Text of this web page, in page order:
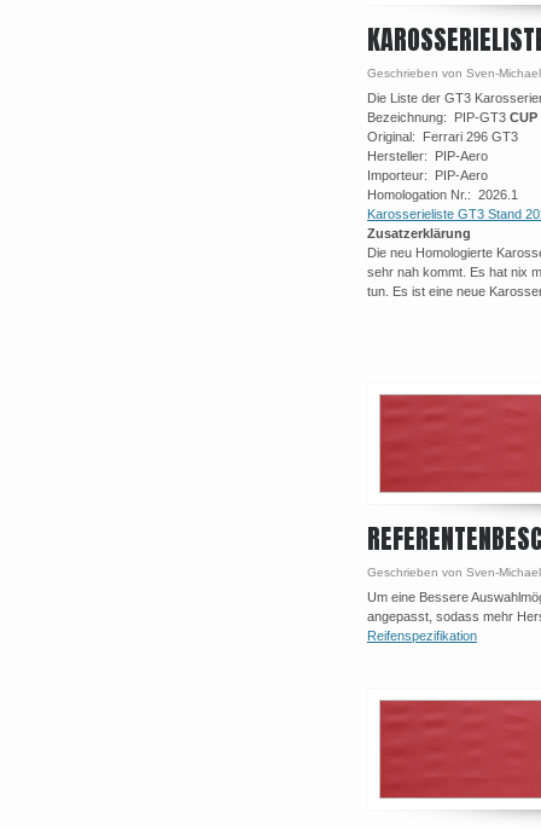
Geschrieben von Sven-
Die Liste der GT3
Bezeichnung: PIP-GT3 CUP
Original: Ferrari 296 GT3
Hersteller: PIP-Aero
Importeur: PIP-Aero
Homologation Nr.: 2026.1
Karosserieliste GT3 Stand
Zusatzerklärung
Die neu Homologierte
sehr nah kommt. Es hat nix
tun. Es ist eine neue
Geschrieben von Sven-
Um eine Bessere
angepasst, sodass mehr
Reifenspezifikation